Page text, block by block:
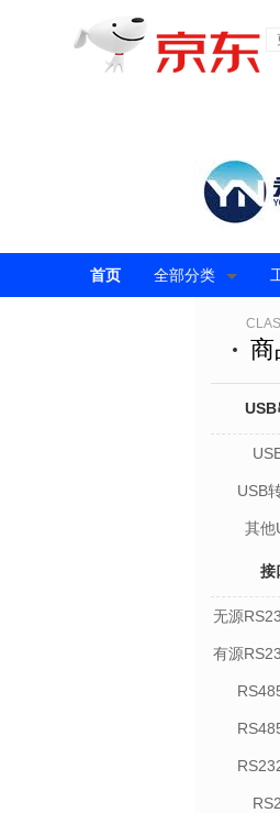
首页 全部分类
商
USB
USB
其他
接
无源
有源